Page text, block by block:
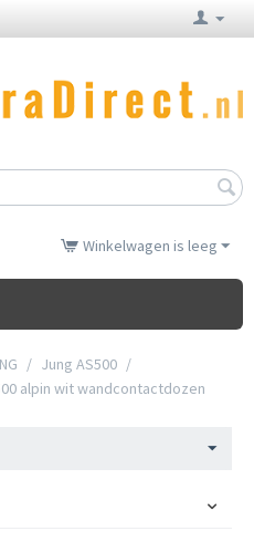
Winkelwagen is leeg
/ Jung AS500 /
alpin wit wandcontactdozen